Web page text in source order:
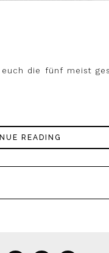
die fünf meist
READING